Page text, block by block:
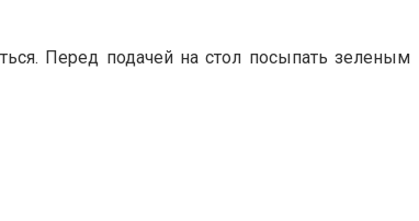
Перед подачей на стол посыпать зеленым